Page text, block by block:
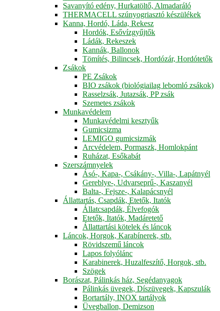
Savanyító edény, Hurkatöltő, Almadaráló
THERMACELL szúnyogriasztó készülékek
Kanna, Hordó, Láda, Rekesz
Hordók, Esővízgyűjtők
Ládák, Rekeszek
Kannák, Ballonok
Tömítés, Bilincsek, Hordózár, Hordótetők
Zsákok
PE Zsákok
BIO zsákok (biológiailag lebomló zsákok)
Rasselzsák, Jutazsák, PP zsák
Szemetes zsákok
Munkavédelem
Munkavédelmi kesztyűk
Gumicsizma
LEMIGO gumicsizmák
Arcvédelem, Pormaszk, Homlokpánt
Ruházat, Esőkabát
Szerszámnyelek
Ásó-, Kapa-, Csákány-, Villa-, Lapátnyél
Gereblye-, Udvarseprű-, Kaszanyél
Balta-, Fejsze-, Kalapácsnyél
Állattartás, Csapdák, Etetők, Itatók
Állatcsapdák, Élvefogók
Etetők, Itatók, Madáretető
Állattartási kötelek és láncok
Láncok, Horgok, Karabínerek, stb.
Rövidszemű láncok
Lapos folyólánc
Karabinerek, Huzalfeszítő, Horgok, stb.
Szögek
Borászat, Pálinkás ház, Segédanyagok
Pálinkás üvegek, Díszüvegek, Kapszulák
Bortartály, INOX tartályok
Üvegballon, Demizson